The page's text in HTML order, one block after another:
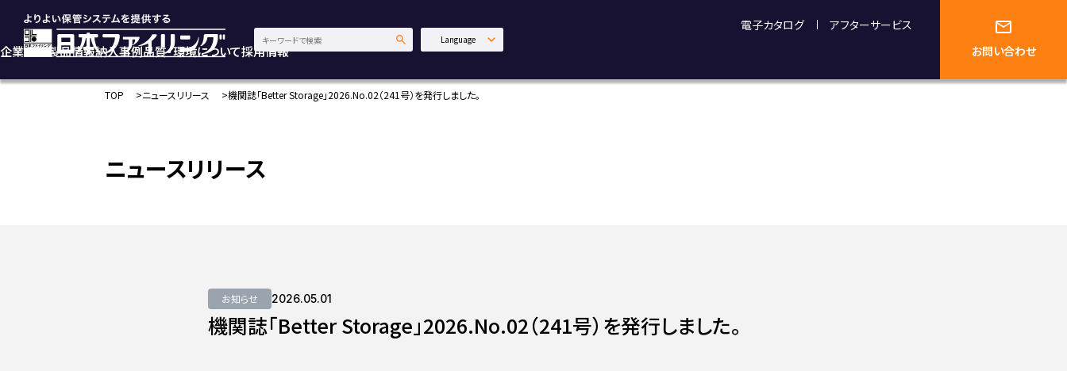
Language
English
電子カタログ
アフターサービス
お問い合わせ
企業情報製品情報納入事例品質・環境について採用情報
TOP ニュースリリース 機関誌「Better Storage」2026.No.02（241号）を発行しました。
ニュースリリース
お知らせ 2026.05.01
機関誌「Better Storage」2026.No.02（241号）を発行しました。